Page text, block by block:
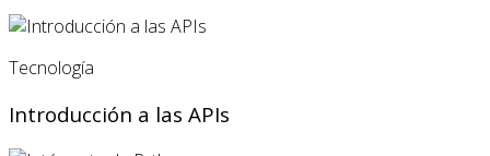
Tecnología
Introducción a las APIs